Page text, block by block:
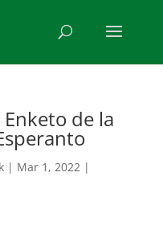
de la
| Mar 1, 2022|